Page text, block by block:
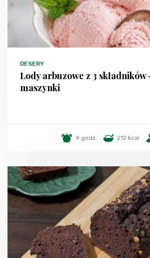
DESERY
Lody arbuzowe z 3 składników
maszynki
4 godz. 212 kcal